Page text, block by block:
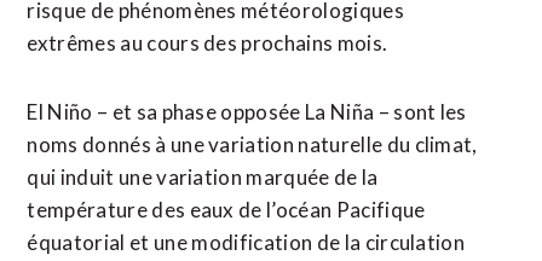
risque de phénomènes météorologiques
extrêmes au cours des prochains mois.
El Niño – et sa phase opposée La Niña – sont les
noms donnés à une variation naturelle du ​climat,
qui induit ‌une variation marquée de la
température des eaux de l’océan ​Pacifique
équatorial et une ⁠modification de la circulation